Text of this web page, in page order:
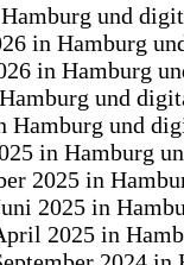
und
in Hamburg
in Hamburg
und
Hamburg und
in Hamburg
2025 in
2025 in
2025 in